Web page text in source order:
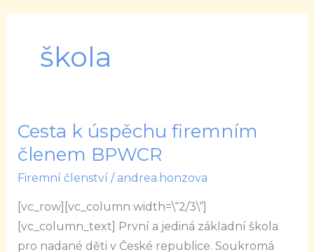
škola
Cesta k úspěchu firemním
členem BPWCR
Firemní členství / andrea.honzova
[vc_row][vc_column width=\“2/3\“]
[vc_column_text] První a jediná základní škola
pro nadané děti v České republice. Soukromá
Cesta
k
členem
BPWCR